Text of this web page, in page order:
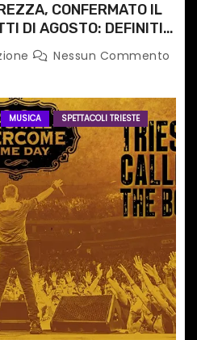
CONFERMATO IL
DI AGOSTO: DEFINITI
ORARIONessun Commento
MUSICA SPETTACOLI TRIESTE